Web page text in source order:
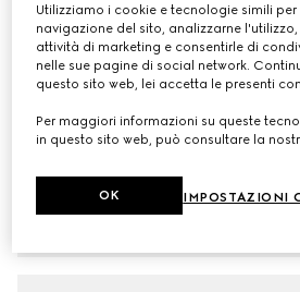
CHF 1,100
Variante blu navy
Utilizziamo i cookie e tecnologie simili
navigazione del sito, analizzarne
attività di marketing e consentirle di
nelle sue pagine di social network.
questo sito web, lei accetta le presenti
Per maggiori informazioni su queste
in questo sito web, può consultare la
IMPOSTAZIONI
OK